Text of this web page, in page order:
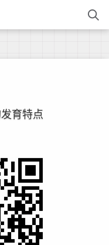
育特点